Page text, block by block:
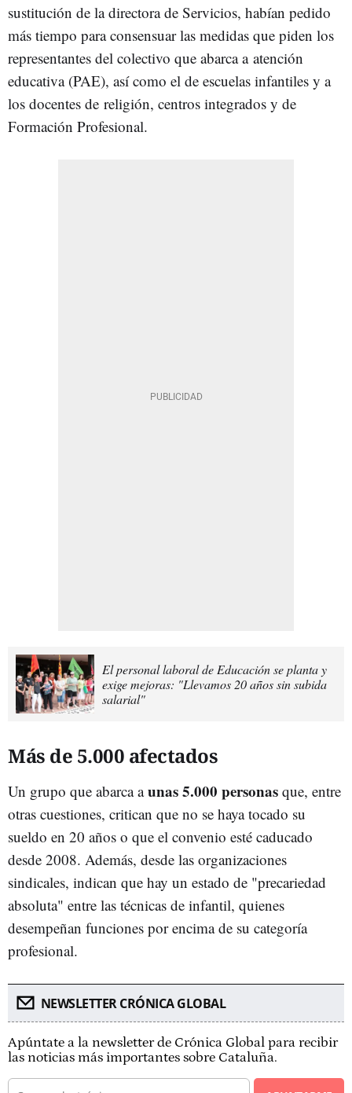
sustitución de la directora de Servicios, habían pedido
más tiempo para consensuar las medidas que piden los
representantes del colectivo que abarca aatención
educativa (PAE), así como el de escuelas infantiles y a
los docentes de religión, centros integrados y de
Formación Profesional.
El personal laboral de Educación se planta y
exige mejoras: "Llevamos 20 años sin subida
salarial"
Más de 5.000 afectados
Un grupo que abarca aunas 5.000 personas que, entre
otras cuestiones, critican que no se haya tocado su
sueldo en 20 años o que el convenio esté caducado
desde 2008. Además, desde las organizaciones
sindicales, indican que hay un estado de "precariedad
absoluta" entre las técnicas de infantil, quienes
desempeñan funciones por encima de su categoría
profesional.
NEWSLETTER CRÓNICA GLOBAL
Apúntate a la newsletter de Crónica Global para recibir
las noticias más importantes sobre Cataluña.